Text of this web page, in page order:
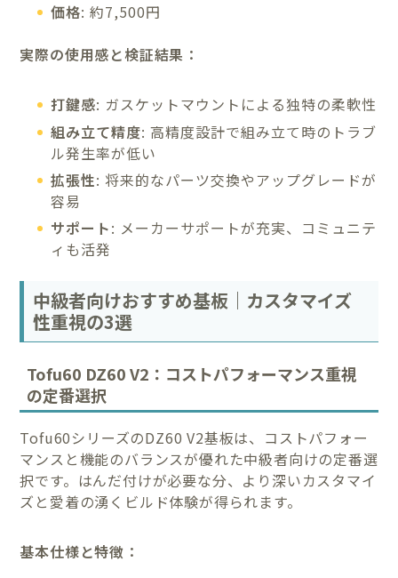
価格: 約7,500円
実際の使用感と検証結果：
打鍵感: ガスケットマウントによる独特の柔軟性
組み立て精度: 高精度設計で組み立て時のトラブ
ル発生率が低い
拡張性: 将来的なパーツ交換やアップグレードが
容易
サポート: メーカーサポートが充実、コミュニテ
ィも活発
中級者向けおすすめ基板｜カスタマイズ
性重視の3選
Tofu60 DZ60 V2：コストパフォーマンス重視
の定番選択
Tofu60シリーズのDZ60 V2基板は、コストパフォー
マンスと機能のバランスが優れた中級者向けの定番選
択です。はんだ付けが必要な分、より深いカスタマイ
ズと愛着の湧くビルド体験が得られます。
基本仕様と特徴：